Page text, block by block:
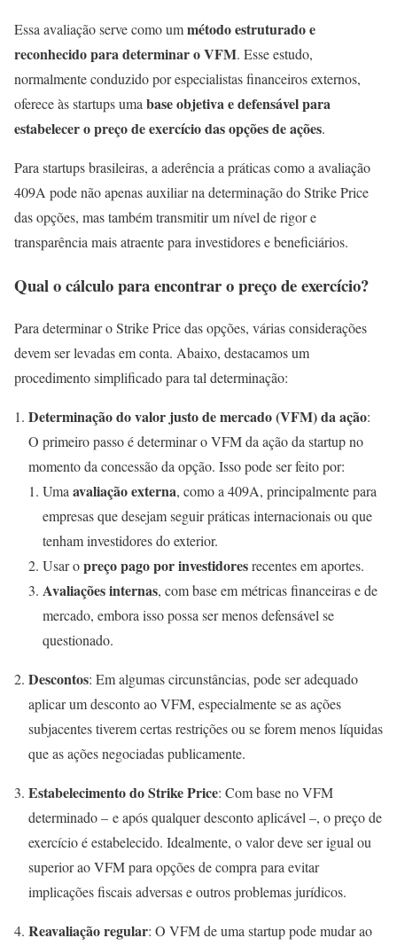
Essa avaliação serve como ummétodo estruturado e
reconhecido para determinar o VFM. Esse estudo,
normalmente conduzido por especialistas financeiros externos,
oferece às startups uma base objetiva e defensável para
estabelecer o preço de exercício das opções de ações.
Para startups brasileiras, a aderência a práticas como a avaliação
409A pode não apenas auxiliar na determinação do Strike Price
das opções, mas também transmitir um nível de rigor e
transparência mais atraente para investidores e beneficiários.
Qual o cálculo para encontrar o preço de exercício?
Para determinar o Strike Price das opções, várias considerações
devem ser levadas em conta. Abaixo, destacamos um
procedimento simplificado para tal determinação:
Determinação do valor justo de mercado (VFM) da ação:
O primeiro passo é determinar o VFM da ação da startup no
momento da concessão da opção. Isso pode ser feito por:
Umaavaliação externa, como a 409A, principalmente para
empresas que desejam seguir práticas internacionais ou que
tenham investidores do exterior.
Usar opreço pago por investidoresrecentes em aportes.
Avaliações internas, com base em métricas financeiras e de
mercado, embora isso possa ser menos defensável se
questionado.
Descontos: Em algumas circunstâncias, pode ser adequado
aplicar um desconto ao VFM, especialmente se as ações
subjacentes tiverem certas restrições ou se forem menos líquidas
que as ações negociadas publicamente.
Estabelecimento do Strike Price: Com base no VFM
determinado – e após qualquer desconto aplicável –, o preço de
exercício é estabelecido. Idealmente, o valor deve ser igual ou
superior ao VFM para opções de compra para evitar
implicações fiscais adversas e outros problemas jurídicos.
Reavaliação regular: O VFM de uma startup pode mudar ao